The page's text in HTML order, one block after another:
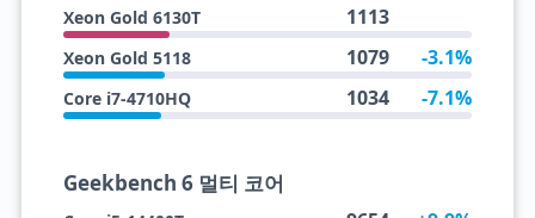
Xeon Gold 6130T 1113
Xeon Gold 5118 1079 -3.1%
Core i7-4710HQ 1034 -7.1%
Geekbench 6 멀티 코어